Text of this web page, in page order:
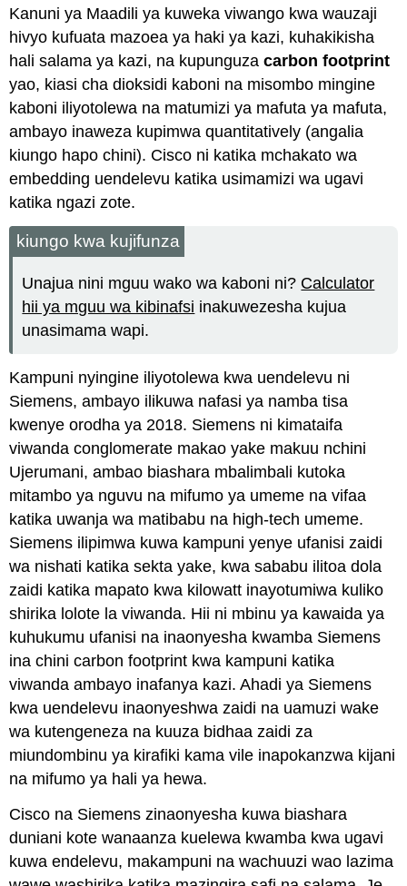
Kanuni ya Maadili ya kuweka viwango kwa wauzaji
hivyo kufuata mazoea ya haki ya kazi, kuhakikisha
hali salama ya kazi, na kupunguzacarbon footprint
yao, kiasi cha dioksidi kaboni na misombo mingine
kaboni iliyotolewa na matumizi ya mafuta ya mafuta,
ambayo inaweza kupimwa quantitatively (angalia
kiungo hapo chini). Cisco ni katika mchakato wa
embedding uendelevu katika usimamizi wa ugavi
katika ngazi zote.
kiungo kwa kujifunza
Unajua nini mguu wako wa kaboni ni? Calculator
hii ya mguu wa kibinafsi inakuwezesha kujua
unasimama wapi.
Kampuni nyingine iliyotolewa kwa uendelevu ni
Siemens, ambayo ilikuwa nafasi ya namba tisa
kwenye orodha ya 2018. Siemens ni kimataifa
viwanda conglomerate makao yake makuu nchini
Ujerumani, ambao biashara mbalimbali kutoka
mitambo ya nguvu na mifumo ya umeme na vifaa
katika uwanja wa matibabu na high-tech umeme.
Siemens ilipimwa kuwa kampuni yenye ufanisi zaidi
wa nishati katika sekta yake, kwa sababu ilitoa dola
zaidi katika mapato kwa kilowatt inayotumiwa kuliko
shirika lolote la viwanda. Hii ni mbinu ya kawaida ya
kuhukumu ufanisi na inaonyesha kwamba Siemens
ina chini carbon footprint kwa kampuni katika
viwanda ambayo inafanya kazi. Ahadi ya Siemens
kwa uendelevu inaonyeshwa zaidi na uamuzi wake
wa kutengeneza na kuuza bidhaa zaidi za
miundombinu ya kirafiki kama vile inapokanzwa kijani
na mifumo ya hali ya hewa.
Cisco na Siemens zinaonyesha kuwa biashara
duniani kote wanaanza kuelewa kwamba kwa ugavi
kuwa endelevu, makampuni na wachuuzi wao lazima